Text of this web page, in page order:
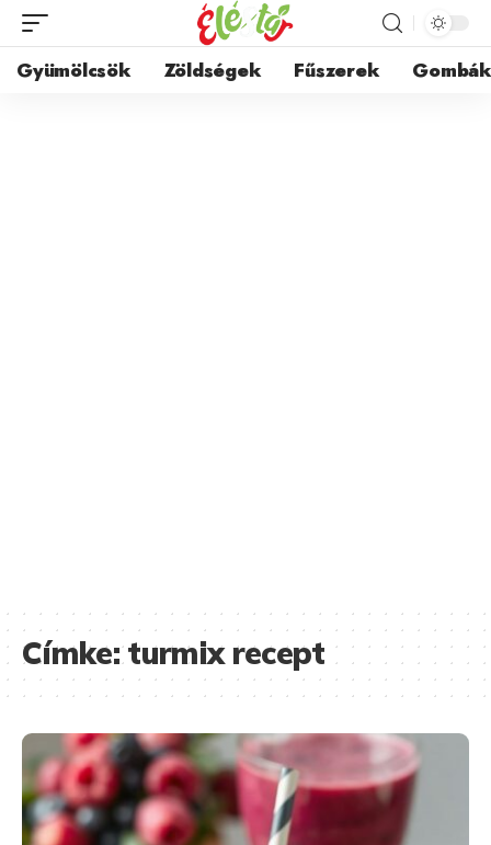
Gyümölcsök Zöldségek Fűszerek Gombák
Címke:turmix recept